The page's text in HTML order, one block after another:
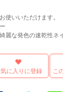
使いいただけます。
麗な発色の速乾性ネ
に入りに登録 こ